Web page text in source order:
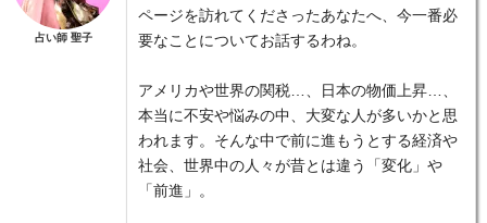
占い師 聖子
ページを訪れてくださったあなたへ、今一番必
要なことについてお話するわね。
アメリカや世界の関税…、日本の物価上昇…、
本当に不安や悩みの中、大変な人が多いかと思
われます。そんな中で前に進もうとする経済や
社会、世界中の人々が昔とは違う「変化」や
「前進」。